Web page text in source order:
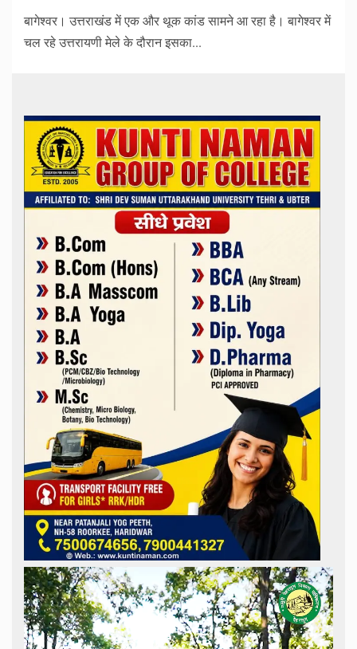
बागेश्वर। उत्तराखंड में एक और थूक कांड सामने आ रहा है। बागेश्वर में
चल रहे उत्तरायणी मेले के दौरान इसका...